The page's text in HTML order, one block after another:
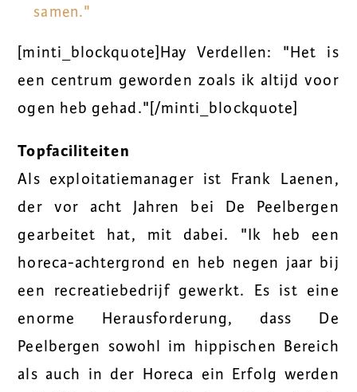
samen."
[minti_blockquote]Hay Verdellen: "Het is
een centrum geworden zoals ik altijd voor
ogen heb gehad."[/minti_blockquote]
Topfaciliteiten
Als exploitatiemanager ist Frank Laenen,
der vor acht Jahren bei De Peelbergen
gearbeitet hat, mit dabei. "Ik heb een
horeca-achtergrond en heb negen jaar bij
een recreatiebedrijf gewerkt. Es ist eine
enorme Herausforderung, dass De
Peelbergen sowohl im hippischen Bereich
als auch in der Horeca ein Erfolg werden